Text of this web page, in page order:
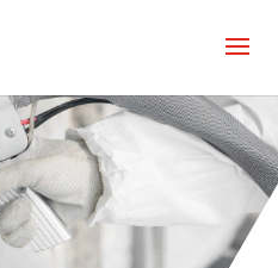
Manneville-ès-
décapage
Aérogommage, sablage,
Aérogommage,
Manneville-ès-Plains,